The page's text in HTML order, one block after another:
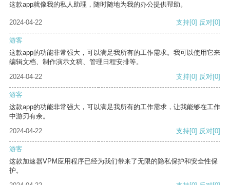
这款app就像我的私人助理，随时随地为我的办公提供帮助。
2024-04-22 支持[0] 反对[0]
游客
这款app的功能非常强大，可以满足我所有的工作需求。我可以使用它来
编辑文档、制作演示文稿、管理日程安排等。
2024-04-22
支持[0] 反对[0]
游客
这款app的功能非常强大，可以满足我所有的工作需求，让我能够在工作
中游刃有余。
2024-04-22
支持[0] 反对[0]
游客
这款加速器VPM应用程序已经为我们带来了无限的隐私保护和安全性保
护。